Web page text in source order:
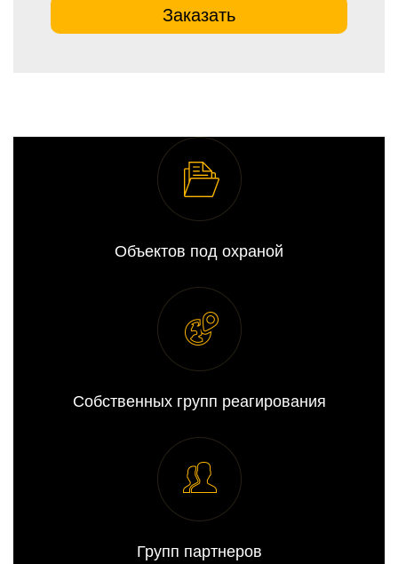
Заказать
Объектов под охраной
Собственных групп реагирования
Групп партнеров